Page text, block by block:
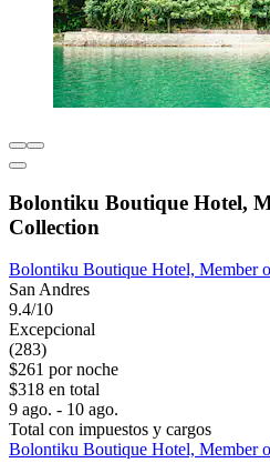
Bolontiku Boutique Hotel,
Collection
Bolontiku Boutique Hotel, Member
San Andres
9.4/10
Excepcional
(283)
$261 por noche
$318 en total
9 ago. - 10 ago.
Total con impuestos y cargos
Bolontiku Boutique Hotel, Member